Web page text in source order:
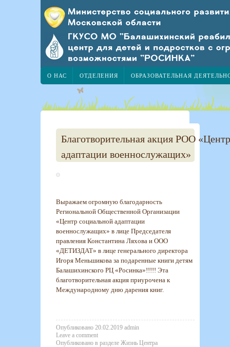
О НАС ОТДЕЛЕНИЯ ОБРАЗОВАТЕЛЬНАЯ
Благотворительная акция РОО
адаптации военнослужащих»
Выражаем огромную благодарность
Региональной Общественной Организации
«Центр социальной адаптации
военнослужащих» в лице Председателя
правления Константина Ляхова и ООО
«ДЕТИЗДАТ» в лице генерального директора
Игоря Меньшикова за подаренные книги детям
Балашихинского РЦ «Росинка»!!!!! Эта
благотворительная акция приурочена к
Международному дню дарения книг.
Опубликовано 20.02.2019 admin
Leave a comment
Опубликовано в разделе Жизнь Центра